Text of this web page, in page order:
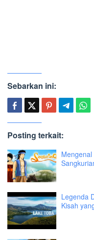
Sebarkan ini:
Posting terkait:
Legenda
Kisah